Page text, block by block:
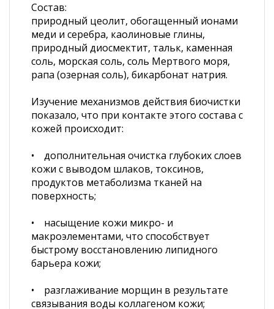
Состав:
природный цеолит, обогащенный ионами
меди и серебра, каолиновые глины,
природный диосмектит, тальк, каменная
соль, морская соль, соль Мертвого моря,
рапа (озерная соль), бикарбонат натрия.
Изучение механизмов действия биочистки
показало, что при контакте этого состава с
кожей происходит:
• дополнительная очистка глубоких слоев
кожи с выводом шлаков, токсинов,
продуктов метаболизма тканей на
поверхность;
• насыщение кожи микро- и
макроэлементами, что способствует
быстрому восстановлению липидного
барьера кожи;
• разглаживание морщин в результате
связывания воды коллагеном кожи;